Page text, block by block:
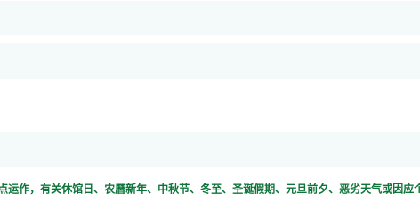
作，有关休馆日、农曆新年、中秋节、冬至、圣诞假期、元旦前夕、恶劣天气或因